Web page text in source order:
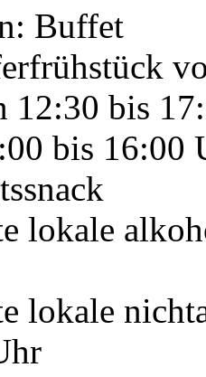
Buffet
12:30 bis
bis 16:00
lokale
lokale